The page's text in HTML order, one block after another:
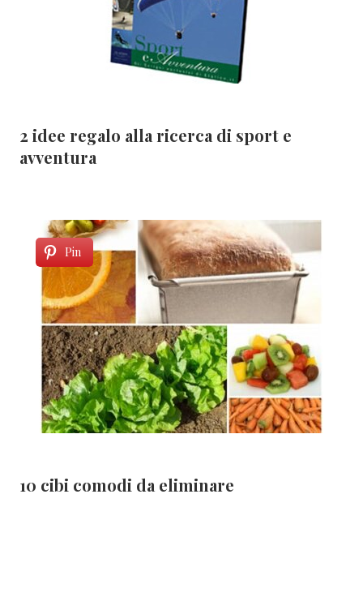
2 idee regalo alla ricerca di sport e
avventura
Pin
10 cibi comodi da eliminare